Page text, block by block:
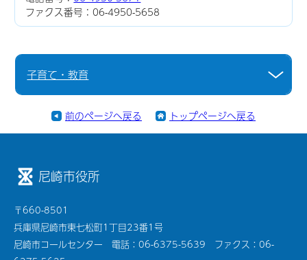
ファクス番号：06-4950-5658
子育て・教育
前のページへ戻る トップページへ戻る
尼崎市役所
〒660-8501
兵庫県尼崎市東七松町1丁目23番1号
尼崎市コールセンター 電話：06-6375-5639 ファクス：06-